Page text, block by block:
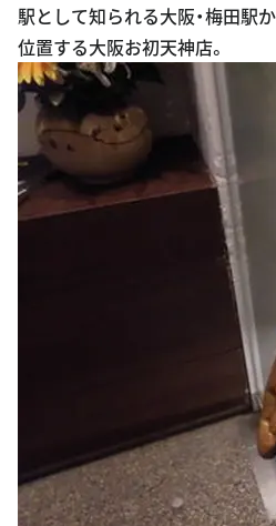
駅として知られる大阪・梅田駅
位置する大阪お初天神店。